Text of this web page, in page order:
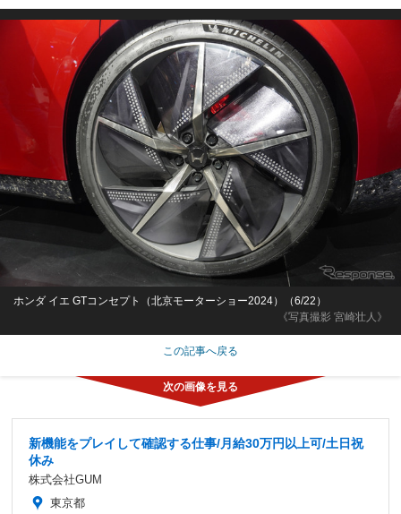
《写真撮影 宮崎壮人》
ホンダ イエ GTコンセプト（北京モーターショー2024）（6/22）
この記事へ戻る
新機能をプレイして確認する仕事/月給30万円以上可/土日祝
休み
株式会社GUM
東京都